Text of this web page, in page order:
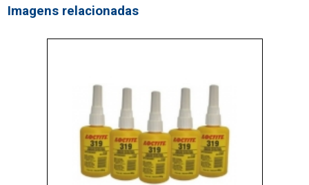
Imagens relacionadas